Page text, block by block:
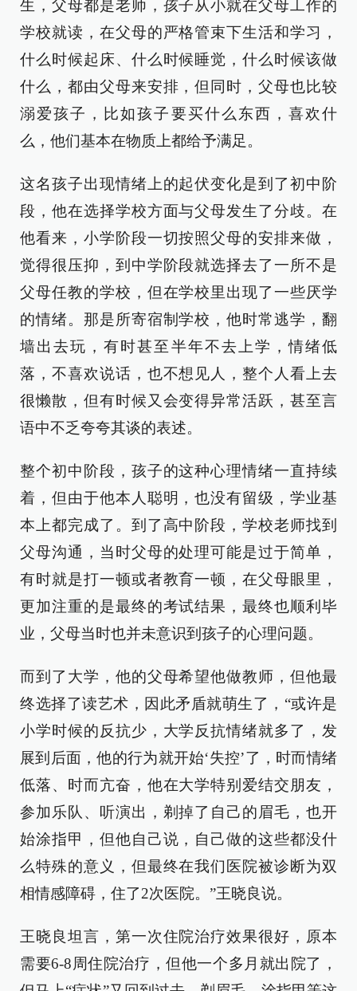
生，父母都是老师，孩子从小就在父母工作的
学校就读，在父母的严格管束下生活和学习，
什么时候起床、什么时候睡觉，什么时候该做
什么，都由父母来安排，但同时，父母也比较
溺爱孩子，比如孩子要买什么东西，喜欢什
么，他们基本在物质上都给予满足。
这名孩子出现情绪上的起伏变化是到了初中阶
段，他在选择学校方面与父母发生了分歧。在
他看来，小学阶段一切按照父母的安排来做，
觉得很压抑，到中学阶段就选择去了一所不是
父母任教的学校，但在学校里出现了一些厌学
的情绪。那是所寄宿制学校，他时常逃学，翻
墙出去玩，有时甚至半年不去上学，情绪低
落，不喜欢说话，也不想见人，整个人看上去
很懒散，但有时候又会变得异常活跃，甚至言
语中不乏夸夸其谈的表述。
整个初中阶段，孩子的这种心理情绪一直持续
着，但由于他本人聪明，也没有留级，学业基
本上都完成了。到了高中阶段，学校老师找到
父母沟通，当时父母的处理可能是过于简单，
有时就是打一顿或者教育一顿，在父母眼里，
更加注重的是最终的考试结果，最终也顺利毕
业，父母当时也并未意识到孩子的心理问题。
而到了大学，他的父母希望他做教师，但他最
终选择了读艺术，因此矛盾就萌生了，“或许是
小学时候的反抗少，大学反抗情绪就多了，发
展到后面，他的行为就开始‘失控’了，时而情绪
低落、时而亢奋，他在大学特别爱结交朋友，
参加乐队、听演出，剃掉了自己的眉毛，也开
始涂指甲，但他自己说，自己做的这些都没什
么特殊的意义，但最终在我们医院被诊断为双
相情感障碍，住了2次医院。”王晓良说。
王晓良坦言，第一次住院治疗效果很好，原本
需要6-8周住院治疗，但他一个多月就出院了，